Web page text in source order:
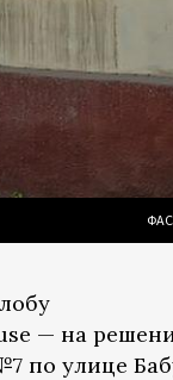
— на
по улице